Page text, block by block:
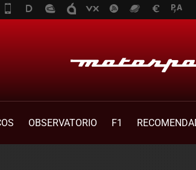
OBSERVATORIO F1